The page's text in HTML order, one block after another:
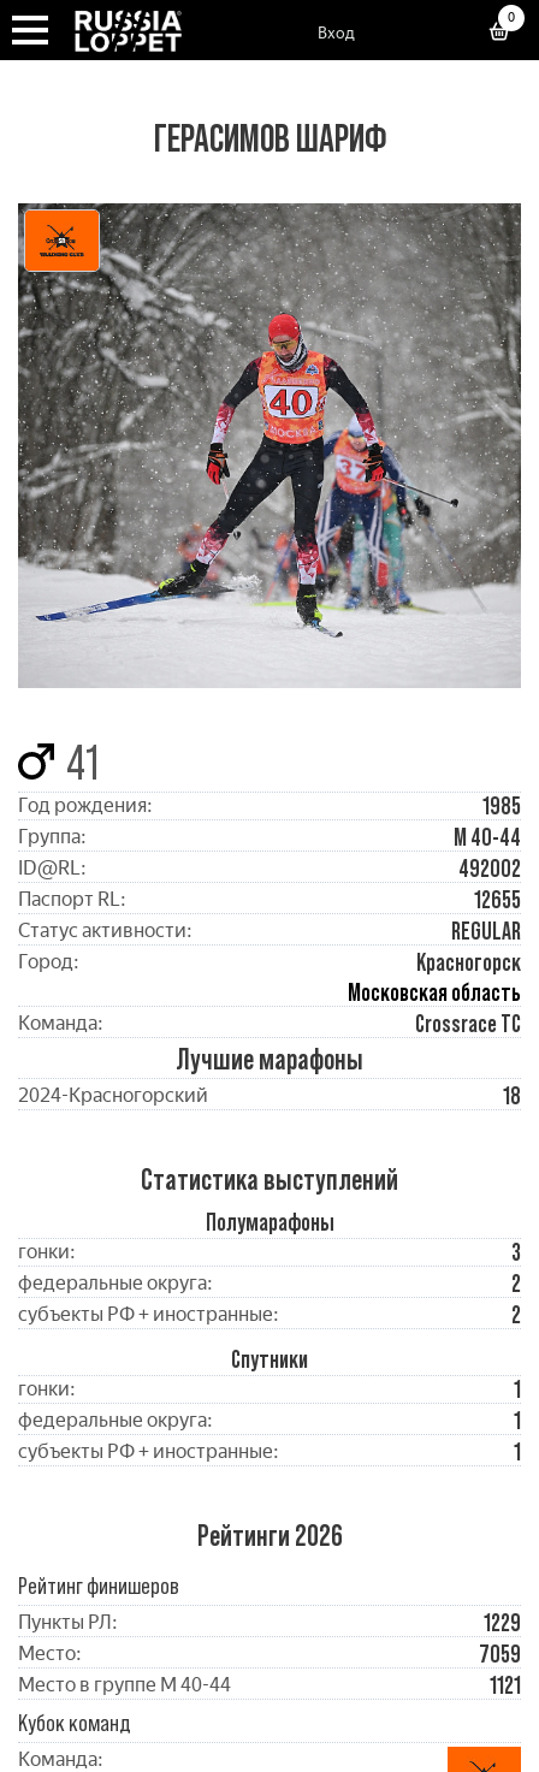
Вход
0
ГЕРАСИМОВ ШАРИФ
41
Год рождения: 1985
Группа: М 40-44
ID@RL: 492002
Паспорт RL: 12655
Статус активности: REGULAR
Город:
Красногорск
Московская область
Команда: Crossrace TC
Лучшие марафоны
2024-Красногорский 18
Статистика выступлений
Полумарафоны
гонки: 3
федеральные округа: 2
субъекты РФ + иностранные:
2
Спутники
гонки: 1
федеральные округа: 1
субъекты РФ + иностранные: 1
Рейтинги 2026
Рейтинг финишеров
Пункты РЛ: 1229
Место: 7059
Место в группе М 40-44
1121
Кубок команд
Команда: